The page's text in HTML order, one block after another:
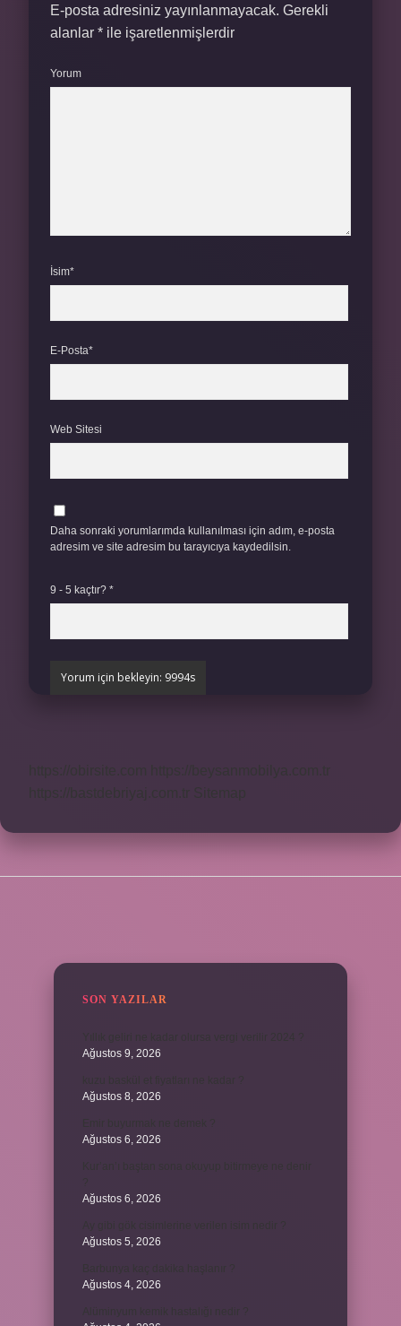
E-posta adresiniz yayınlanmayacak. Gerekli
alanlar * ile işaretlenmişlerdir
Yorum
İsim*
E-Posta*
Web Sitesi
Daha sonraki yorumlarımda kullanılması için adım, e-posta
adresim ve site adresim bu tarayıcıya kaydedilsin.
9 - 5 kaçtır? *
SON YAZILAR
Ağustos 9, 2026
Ağustos 8, 2026
Ağustos 6, 2026
Ağustos 6, 2026
Ağustos 5, 2026
Ağustos 4, 2026